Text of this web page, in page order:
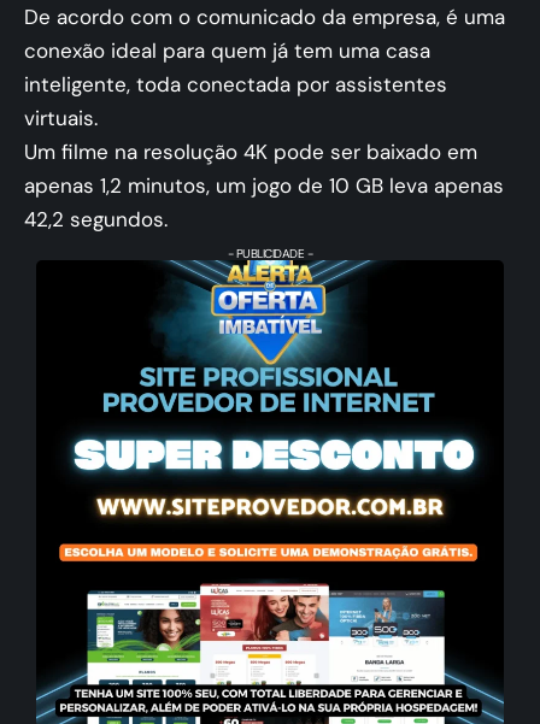
De acordo com o comunicado da empresa, é uma
conexão ideal para quem já tem uma casa
inteligente, toda conectada por assistentes
virtuais.
Um filme na resolução 4K pode ser baixado em
apenas 1,2 minutos, um jogo de 10 GB leva apenas
42,2 segundos.
- PUBLICIDADE -